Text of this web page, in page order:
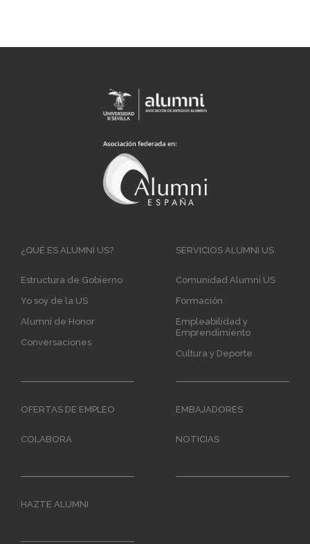
Main
¿QUÉ ES ALUMNI US?
Estructura de Gobierno
Yo soy de la US
Alumni de Honor
Conversaciones
SERVICIOS ALUMNI US
Comunidad Alumni US
Formación
Empleabilidad y
Emprendimiento
Cultura y Deporte
OFERTAS DE EMPLEO EMBAJADORES
COLABORA NOTICIAS
HAZTE ALUMNI